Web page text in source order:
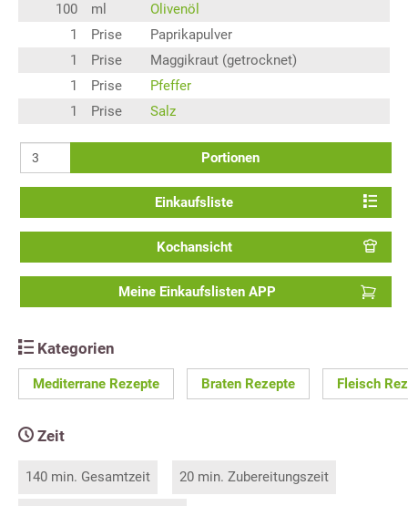
100
ml
Olivenöl
1
Prise
Paprikapulver
1
Prise
Maggikraut (getrocknet)
1
Prise
Pfeffer
1
Prise Salz
Portionen
Einkaufsliste
Kochansicht
Meine Einkaufslisten APP
Kategorien
Mediterrane Rezepte Braten Rezepte Fleisch
Zeit
140 min. Gesamtzeit 20 min. Zubereitungszeit